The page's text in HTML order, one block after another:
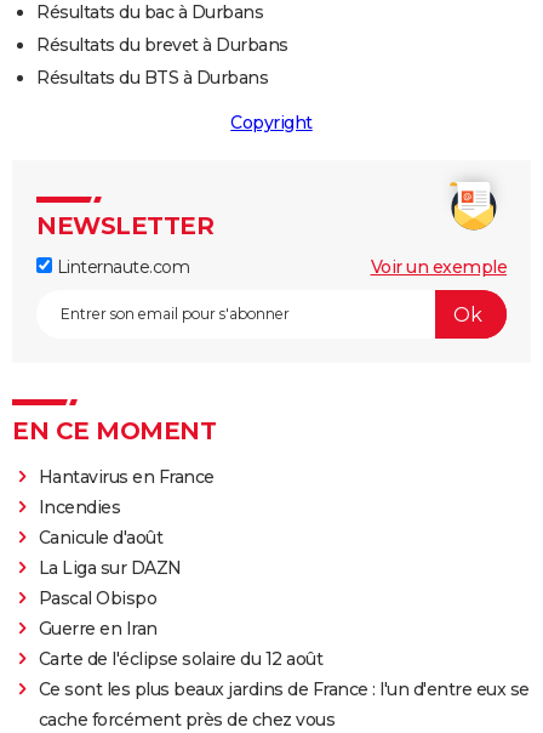
Résultats du bac à Durbans
Résultats du brevet à Durbans
Résultats du BTS à Durbans
Copyright
NEWSLETTER
Linternaute.com Voir un exemple
EN CE MOMENT
Hantavirus en France
Incendies
Canicule d'août
La Liga sur DAZN
Pascal Obispo
Guerre en Iran
Carte de l'éclipse solaire du 12 août
Ce sont les plus beaux jardins de France : l'un d'entre eux se
cache forcément près de chez vous